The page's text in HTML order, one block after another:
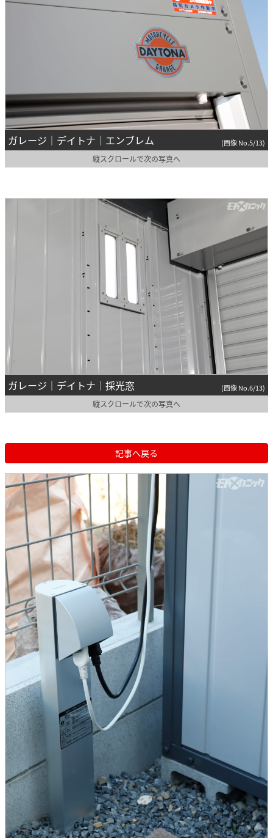
ガレージ｜デイトナ｜エンブレム (画像 No.5/13)
縦スクロールで次の写真へ
ガレージ｜デイトナ｜採光窓 (画像 No.6/13)
縦スクロールで次の写真へ
記事へ戻る